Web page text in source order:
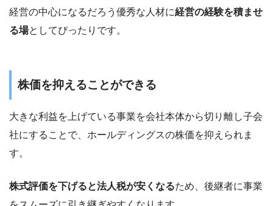
経営の中心になるだろう優秀な人材に経営の経験を積ませ
る場としてぴったりです。
株価を抑えることができる
大きな利益を上げている事業を会社本体から切り離し子会
社にすることで、ホールディングスの株価を抑えられま
す。
株式評価を下げると法人税が安くなるため、後継者に事業